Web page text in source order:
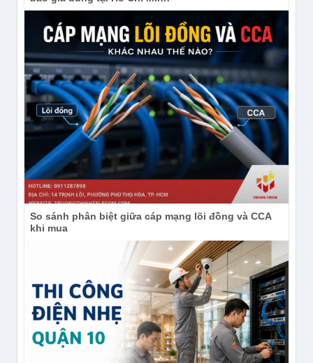
So sánh phân biệt giữa cáp mạng lõi đồng và CCA
khi mua